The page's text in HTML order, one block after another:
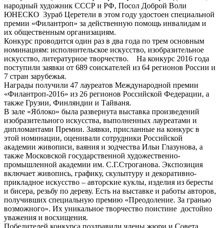
народный художник СССР и РФ, Посол Доброй Воли
ЮНЕСКО Зураб Церетели в этом году удостоен специальной
премии «Филантроп» за действенную помощь инвалидам и
их общественным организациям.
Конкурс проводится один раз в два года по трем основным
номинациям: исполнительское искусство, изобразительное
искусство, литературное творчество. На конкурс 2016 года
поступили заявки от 689 соискателей из 64 регионов России и
7 стран зарубежья.
Награды получили 47 лауреатов Международной премии
«Филантроп-2016» из 26 регионов Российской Федерации, а
также Грузии, Финляндии и Тайваня.
В зале «Яблоко» была развернута выставка произведений
изобразительного искусства, выполненных лауреатами и
дипломантами Премии. Заявки, присланные на конкурс в
этой номинации, оценивали сотрудники Российской
академии живописи, ваяния и зодчества Ильи Глазунова, а
также Московской государственной художественно-
промышленной академии им. С.Г.Строганова. Экспозиция
включает живопись, графику, скульптуру и декоративно-
прикладное искусство – авторские куклы, изделия из бересты
и бисера, резьбу по дереву. Есть на выставке и работы авторов,
получивших специальную премию «Преодоление. За гранью
возможного». Их уникальное творчество поистине достойно
уважения и восхищения.
Победителей конкурса поздравили члены жюри и Совета